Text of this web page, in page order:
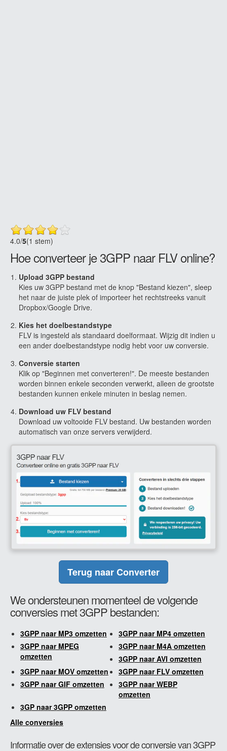
4.0/5(1 stem)
Hoe converteer je 3GPP naar FLV online?
Upload 3GPP bestand
Kies uw 3GPP bestand met de knop "Bestand kiezen", sleep
het naar de juiste plek of importeer het rechtstreeks vanuit
Dropbox/Google Drive.
Kies het doelbestandstype
FLV is ingesteld als standaard doelformaat. Wijzig dit indien u
een ander doelbestandstype nodig hebt voor uw conversie.
Conversie starten
Klik op "Beginnen met converteren!". De meeste bestanden
worden binnen enkele seconden verwerkt, alleen de grootste
bestanden kunnen enkele minuten in beslag nemen.
Download uw FLV bestand
Download uw voltooide FLV bestand. Uw bestanden worden
automatisch van onze servers verwijderd.
Terug naar Converter
We ondersteunen momenteel de volgende
conversies met 3GPP bestanden:
3GPP naar MP3 omzetten
3GPP naar MP4 omzetten
3GPP naar MPEG
omzetten
3GPP naar M4A omzetten
3GPP naar AVI omzetten
3GPP naar MOV omzetten
3GPP naar FLV omzetten
3GPP naar GIF omzetten
3GPP naar WEBP
omzetten
3GP naar 3GPP omzetten
Alle conversies
Informatie over de extensies voor de conversie van 3GPP